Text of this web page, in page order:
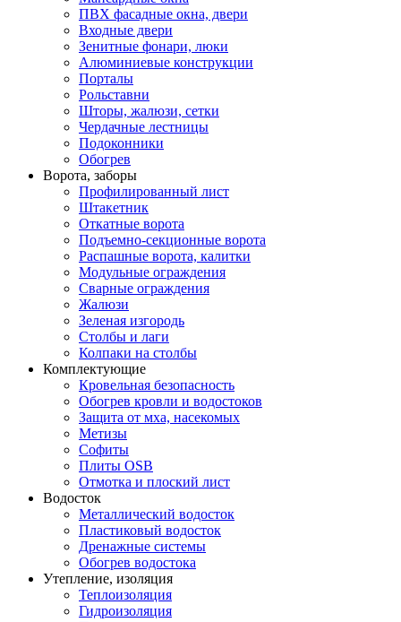
ПВХ фасадные окна, двери
Входные двери
Зенитные фонари, люки
Алюминиевые конструкции
Порталы
Рольставни
Шторы, жалюзи, сетки
Чердачные лестницы
Подоконники
Обогрев
Ворота, заборы
Профилированный лист
Штакетник
Откатные ворота
Подъемно-секционные ворота
Распашные ворота, калитки
Модульные ограждения
Сварные ограждения
Жалюзи
Зеленая изгородь
Столбы и лаги
Колпаки на столбы
Комплектующие
Кровельная безопасность
Обогрев кровли и водостоков
Защита от мха, насекомых
Метизы
Софиты
Плиты OSB
Отмотка и плоский лист
Водосток
Металлический водосток
Пластиковый водосток
Дренажные системы
Обогрев водостока
Утепление, изоляция
Теплоизоляция
Гидроизоляция